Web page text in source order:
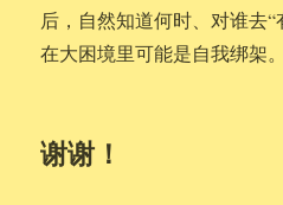
后，自然知道何时、对谁去“
在大困境里可能是自我绑架。
谢谢！